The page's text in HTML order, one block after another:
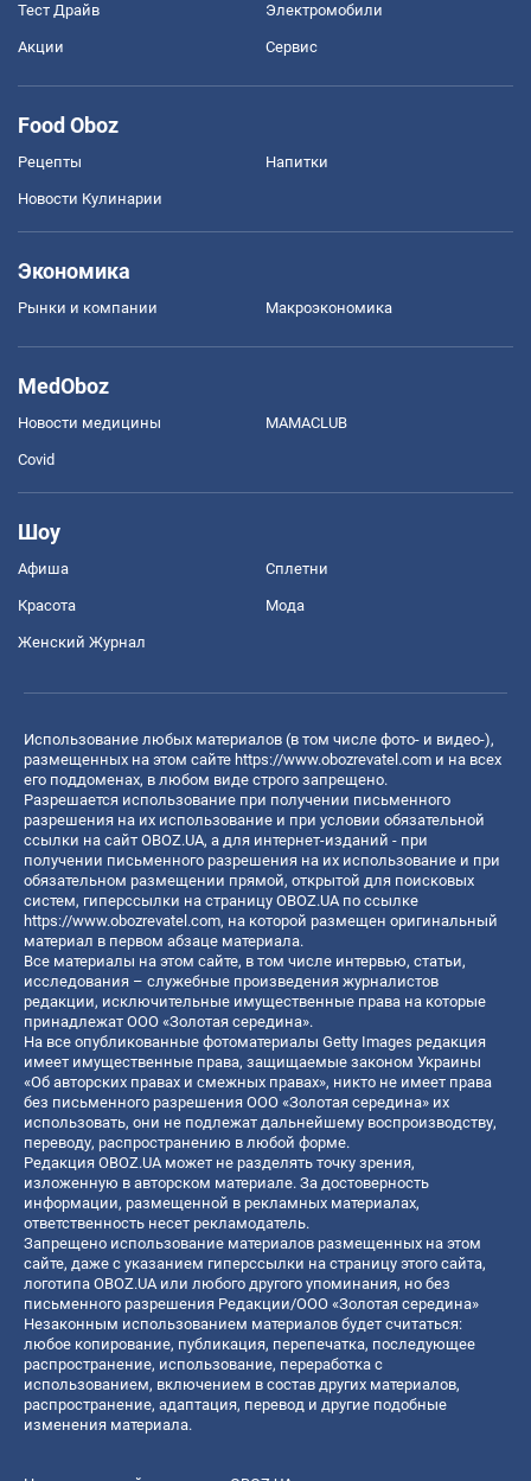
Тест Драйв Электромобили
Акции Сервис
Food Oboz
Рецепты Напитки
Новости Кулинарии
Экономика
Рынки и компании Mакроэкономика
MedOboz
Новости медицины MAMACLUB
Covid
Шоу
Афиша Сплетни
Красота Мода
Женский Журнал
Использование любых материалов (в том числе фото- и видео-),
размещенных на этом сайте https://www.obozrevatel.com и на всех
его поддоменах, в любом виде строго запрещено.
Разрешается использование при получении письменного
разрешения на их использование и при условии обязательной
ссылки на сайт OBOZ.UA, а для интернет-изданий - при
получении письменного разрешения на их использование и при
обязательном размещении прямой, открытой для поисковых
систем, гиперссылки на страницу OBOZ.UA по ссылке
https://www.obozrevatel.com, на которой размещен оригинальный
материал в первом абзаце материала.
Все материалы на этом сайте, в том числе интервью, статьи,
исследования – служебные произведения журналистов
редакции, исключительные имущественные права на которые
принадлежат ООО «Золотая середина».
На все опубликованные фотоматериалы Getty Images редакция
имеет имущественные права, защищаемые законом Украины
«Об авторских правах и смежных правах», никто не имеет права
без письменного разрешения ООО «Золотая середина» их
использовать, они не подлежат дальнейшему воспроизводству,
переводу, распространению в любой форме.
Редакция OBOZ.UA может не разделять точку зрения,
изложенную в авторском материале. За достоверность
информации, размещенной в рекламных материалах,
ответственность несет рекламодатель.
Запрещено использование материалов размещенных на этом
сайте, даже с указанием гиперссылки на страницу этого сайта,
логотипа OBOZ.UA или любого другого упоминания, но без
письменного разрешения Редакции/ООО «Золотая середина»
Незаконным использованием материалов будет считаться:
любое копирование, публикация, перепечатка, последующее
распространение, использование, переработка с
использованием, включением в состав других материалов,
распространение, адаптация, перевод и другие подобные
изменения материала.